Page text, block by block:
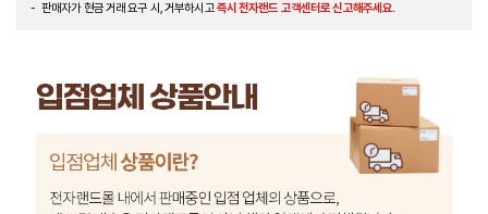
판매자가 현금 거래 요구 시, 거부하시고즉시 전자랜드 고객센터로 신고해주세요.